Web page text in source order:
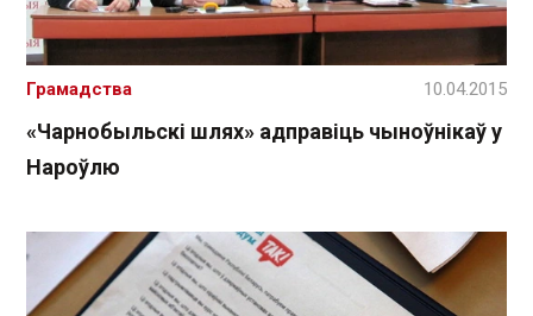
«Чарнобыльскі шлях» адправіць чыноўнікаў у
Нароўлю
Грамадства 10.04.2015